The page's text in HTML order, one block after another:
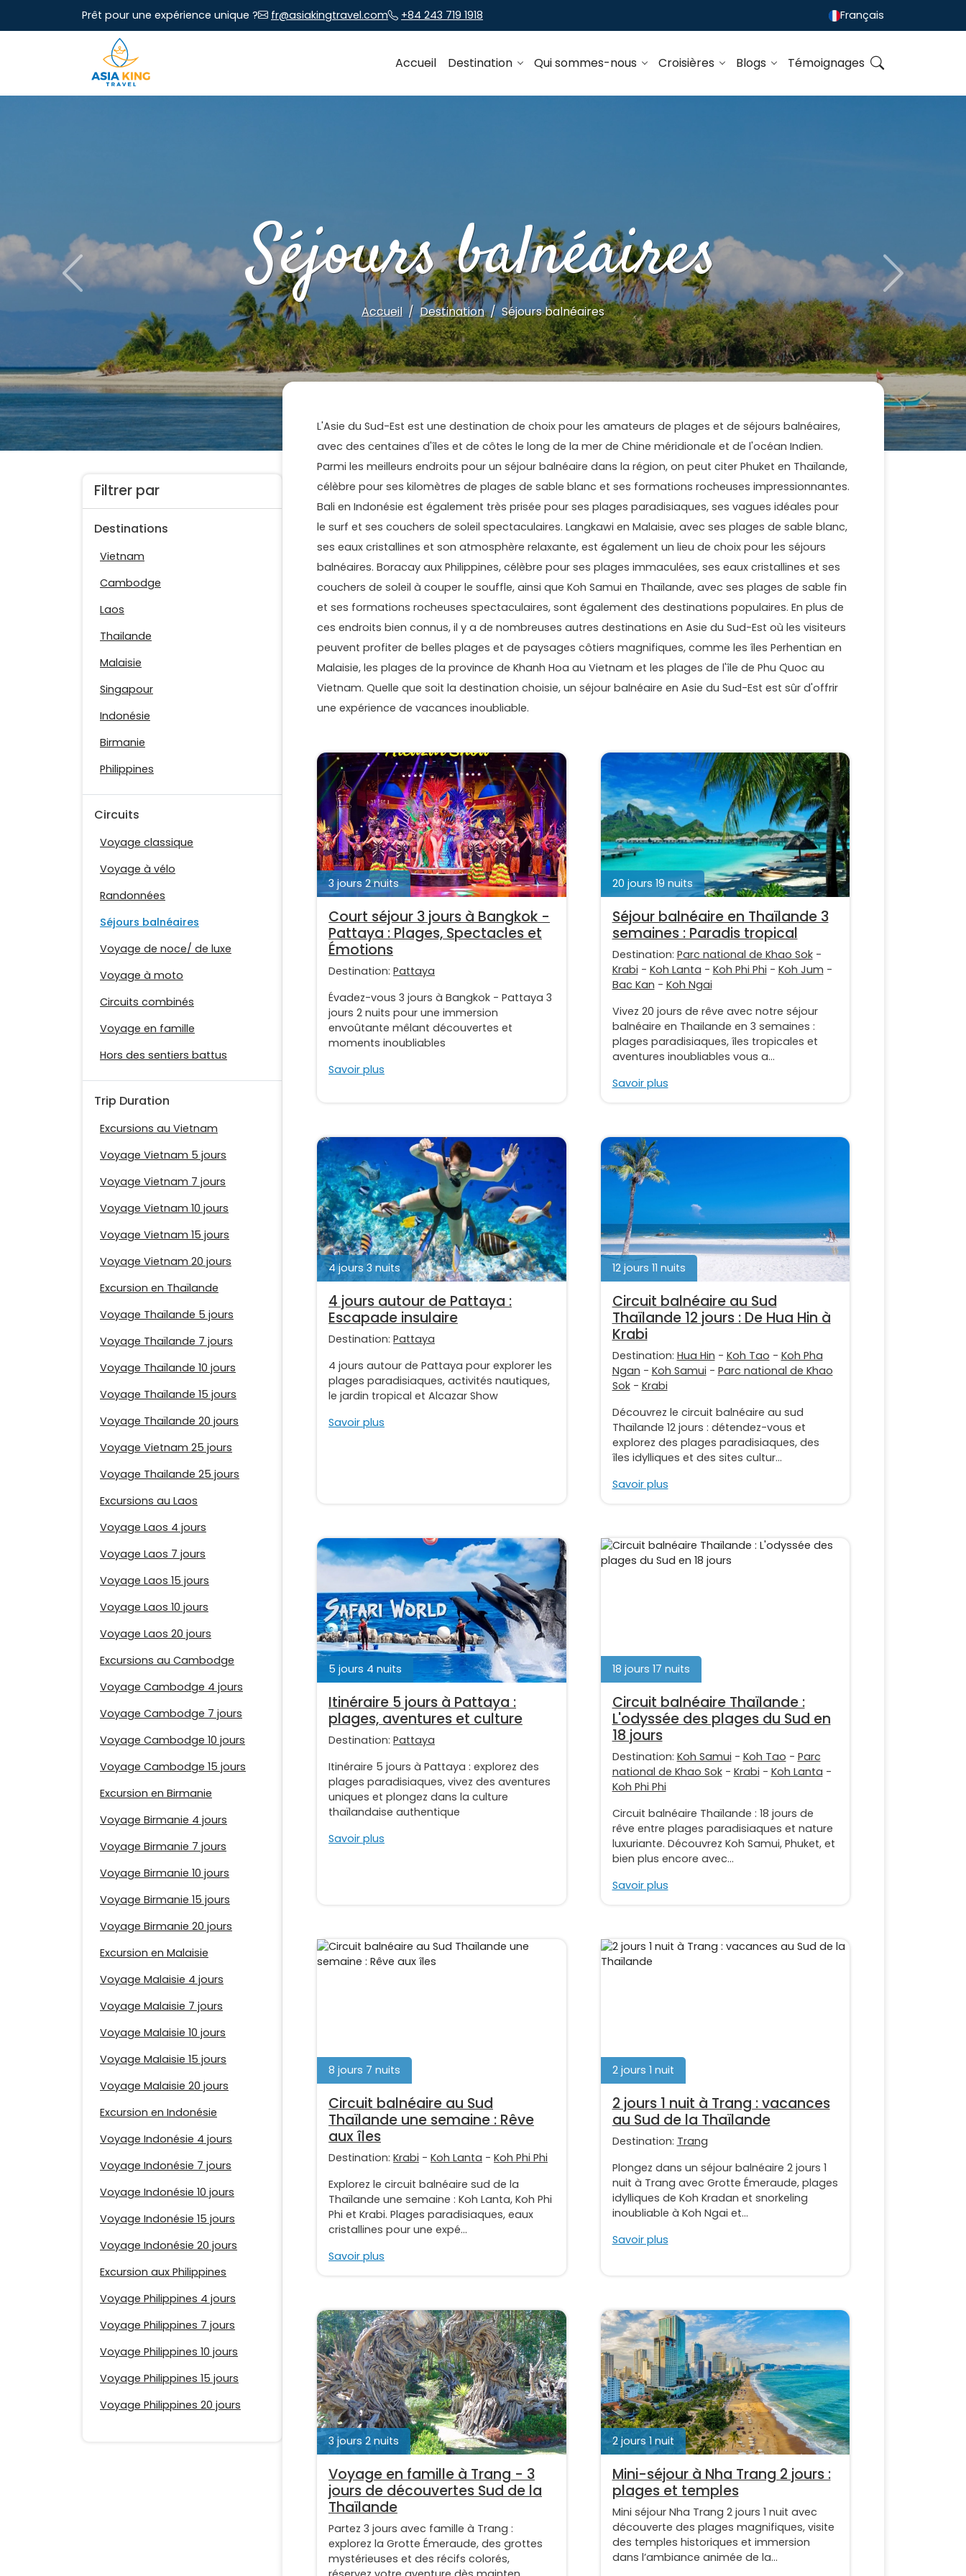
Prêt pour une expérience unique ? fr@asiakingtravel.com +84 243 719 1918 Français
Accueil Destination Qui sommes-nous Croisières Blogs Témoignages
Séjours balnéaires
Accueil Destination Séjours balnéaires
Previous Next
Filtrer par
Destinations
Vietnam
Cambodge
Laos
Thailande
Malaisie
Singapour
Indonésie
Birmanie
Philippines
Circuits
Voyage classique
Voyage à vélo
Randonnées
Séjours balnéaires
Voyage de noce/ de luxe
Voyage à moto
Circuits combinés
Voyage en famille
Hors des sentiers battus
Trip Duration
Excursions au Vietnam
Voyage Vietnam 5 jours
Voyage Vietnam 7 jours
Voyage Vietnam 10 jours
Voyage Vietnam 15 jours
Voyage Vietnam 20 jours
Excursion en Thaïlande
Voyage Thaïlande 5 jours
Voyage Thaïlande 7 jours
Voyage Thaïlande 10 jours
Voyage Thaïlande 15 jours
Voyage Thaïlande 20 jours
Voyage Vietnam 25 jours
Voyage Thailande 25 jours
Excursions au Laos
Voyage Laos 4 jours
Voyage Laos 7 jours
Voyage Laos 15 jours
Voyage Laos 10 jours
Voyage Laos 20 jours
Excursions au Cambodge
Voyage Cambodge 4 jours
Voyage Cambodge 7 jours
Voyage Cambodge 10 jours
Voyage Cambodge 15 jours
Excursion en Birmanie
Voyage Birmanie 4 jours
Voyage Birmanie 7 jours
Voyage Birmanie 10 jours
Voyage Birmanie 15 jours
Voyage Birmanie 20 jours
Excursion en Malaisie
Voyage Malaisie 4 jours
Voyage Malaisie 7 jours
Voyage Malaisie 10 jours
Voyage Malaisie 15 jours
Voyage Malaisie 20 jours
Excursion en Indonésie
Voyage Indonésie 4 jours
Voyage Indonésie 7 jours
Voyage Indonésie 10 jours
Voyage Indonésie 15 jours
Voyage Indonésie 20 jours
Excursion aux Philippines
Voyage Philippines 4 jours
Voyage Philippines 7 jours
Voyage Philippines 10 jours
Voyage Philippines 15 jours
Voyage Philippines 20 jours
L'Asie du Sud-Est est une destination de choix pour les amateurs de plages et de séjours balnéaires,
avec des centaines d'îles et de côtes le long de la mer de Chine méridionale et de l'océan Indien.
Parmi les meilleurs endroits pour un séjour balnéaire dans la région, on peut citer Phuket en Thaïlande,
célèbre pour ses kilomètres de plages de sable blanc et ses formations rocheuses impressionnantes.
Bali en Indonésie est également très prisée pour ses plages paradisiaques, ses vagues idéales pour
le surf et ses couchers de soleil spectaculaires. Langkawi en Malaisie, avec ses plages de sable blanc,
ses eaux cristallines et son atmosphère relaxante, est également un lieu de choix pour les séjours
balnéaires. Boracay aux Philippines, célèbre pour ses plages immaculées, ses eaux cristallines et ses
couchers de soleil à couper le souffle, ainsi que Koh Samui en Thaïlande, avec ses plages de sable fin
et ses formations rocheuses spectaculaires, sont également des destinations populaires. En plus de
ces endroits bien connus, il y a de nombreuses autres destinations en Asie du Sud-Est où les visiteurs
peuvent profiter de belles plages et de paysages côtiers magnifiques, comme les îles Perhentian en
Malaisie, les plages de la province de Khanh Hoa au Vietnam et les plages de l'île de Phu Quoc au
Vietnam. Quelle que soit la destination choisie, un séjour balnéaire en Asie du Sud-Est est sûr d'offrir
une expérience de vacances inoubliable.
3 jours 2 nuits
Court séjour 3 jours à Bangkok -
Pattaya : Plages, Spectacles et
Émotions
Destination: Pattaya
Évadez-vous 3 jours à Bangkok - Pattaya 3
jours 2 nuits pour une immersion
envoûtante mêlant découvertes et
moments inoubliables
Savoir plus
20 jours 19 nuits
Séjour balnéaire en Thaïlande 3
semaines : Paradis tropical
Destination: Parc national de Khao Sok-
Krabi - Koh Lanta - Koh Phi Phi - Koh Jum -
Bac Kan - Koh Ngai
Vivez 20 jours de rêve avec notre séjour
balnéaire en Thailande en 3 semaines :
plages paradisiaques, îles tropicales et
aventures inoubliables vous a...
Savoir plus
4 jours 3 nuits
4 jours autour de Pattaya :
Escapade insulaire
Destination: Pattaya
4 jours autour de Pattaya pour explorer les
plages paradisiaques, activités nautiques,
le jardin tropical et Alcazar Show
Savoir plus
12 jours 11 nuits
Circuit balnéaire au Sud
Thaïlande 12 jours : De Hua Hin à
Krabi
Destination: Hua Hin - Koh Tao - Koh Pha
Ngan - Koh Samui - Parc national de Khao
Sok- Krabi
Découvrez le circuit balnéaire au sud
Thaïlande 12 jours : détendez-vous et
explorez des plages paradisiaques, des
îles idylliques et des sites cultur...
Savoir plus
5 jours 4 nuits
Itinéraire 5 jours à Pattaya :
plages, aventures et culture
Destination: Pattaya
Itinéraire 5 jours à Pattaya : explorez des
plages paradisiaques, vivez des aventures
uniques et plongez dans la culture
thaïlandaise authentique
Savoir plus
18 jours 17 nuits
Circuit balnéaire Thaïlande :
L'odyssée des plages du Sud en
18 jours
Destination: Koh Samui - Koh Tao - Parc
national de Khao Sok- Krabi - Koh Lanta -
Koh Phi Phi
Circuit balnéaire Thaïlande : 18 jours de
rêve entre plages paradisiaques et nature
luxuriante. Découvrez Koh Samui, Phuket, et
bien plus encore avec...
Savoir plus
8 jours 7 nuits
Circuit balnéaire au Sud
Thaïlande une semaine : Rêve
aux îles
Destination: Krabi - Koh Lanta - Koh Phi Phi
Explorez le circuit balnéaire sud de la
Thaïlande une semaine : Koh Lanta, Koh Phi
Phi et Krabi. Plages paradisiaques, eaux
cristallines pour une expé...
Savoir plus
2 jours 1 nuit
2 jours 1 nuit à Trang : vacances
au Sud de la Thaïlande
Destination: Trang
Plongez dans un séjour balnéaire 2 jours 1
nuit à Trang avec Grotte Émeraude, plages
idylliques de Koh Kradan et snorkeling
inoubliable à Koh Ngai et...
Savoir plus
3 jours 2 nuits
Voyage en famille à Trang - 3
jours de découvertes Sud de la
Thaïlande
Partez 3 jours avec famille à Trang :
explorez la Grotte Émeraude, des grottes
mystérieuses et des récifs colorés,
2 jours 1 nuit
Mini-séjour à Nha Trang 2 jours :
plages et temples
Mini séjour Nha Trang 2 jours 1 nuit avec
découverte des plages magnifiques, visite
des temples historiques et immersion
dans l’ambiance animée de la...